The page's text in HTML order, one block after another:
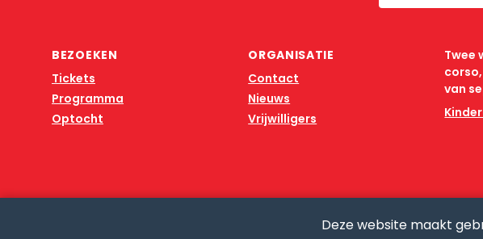
BEZOEKEN
Tickets
Programma
Optocht
ORGANISATIE
Contact
Nieuws
Vrijwilligers
Twee
van
Deze website maakt